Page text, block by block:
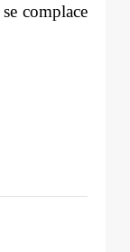
complace